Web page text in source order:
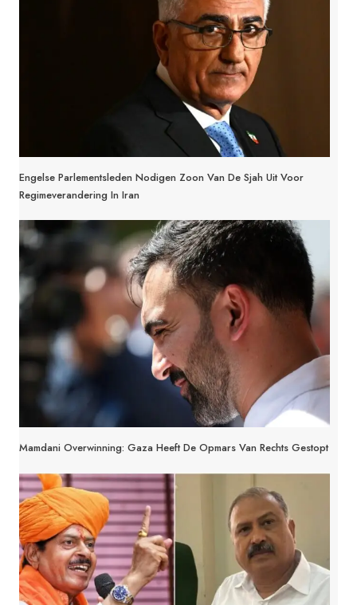
Engelse Parlementsleden Nodigen Zoon Van De Sjah Uit Voor
Regimeverandering In Iran
Mamdani Overwinning: Gaza Heeft De Opmars Van Rechts Gestopt